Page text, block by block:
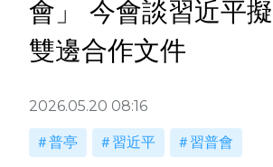
會」 今會談習近平
雙邊合作文件
2026.05.20 08:16
普亭 習近平 習普會